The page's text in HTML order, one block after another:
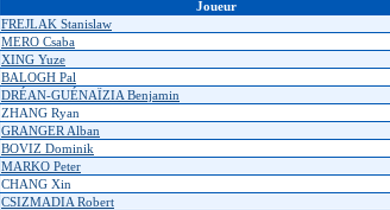
Joueur
FREJLAK Stanislaw
MERO Csaba
XING Yuze
BALOGH Pal
DRÉAN-GUÉNAÏZIA Benjamin
ZHANG Ryan
GRANGER Alban
BOVIZ Dominik
MARKO Peter
CHANG Xin
CSIZMADIA Robert